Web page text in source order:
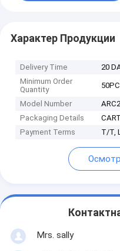
Характер Продукции
Delivery Time
20
Minimum Order
Quantity
Model Number
Packaging Details
Payment Terms
T/T,
Mrs. sally